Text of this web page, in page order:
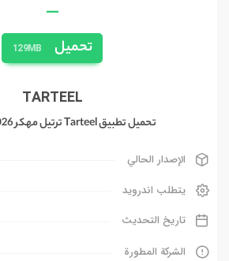
—
تحميل 129MB
TARTEEL
تحميل تطبيق Tarteel ترتيل مهكر 2026 للاندرويد
الإصدار الحالي
يتطلب اندرويد
تاريخ التحديث
الشركة المطورة